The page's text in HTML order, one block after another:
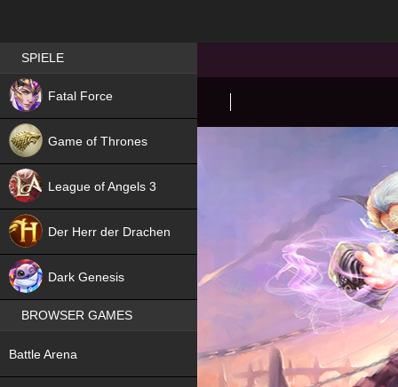
Best RPG games in Germany
SPIELE
Fatal Force
NEW
Game of Thrones
League of Angels 3
Der Herr der Drachen
Dark Genesis
BROWSER GAMES
Battle Arena